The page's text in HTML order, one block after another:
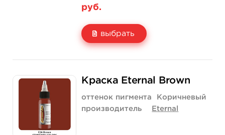
руб.
выбрать
Количество
2 700 руб.
купить купить
Краска Eternal Brown
оттенок пигмента
Коричневый
производитель
Eternal